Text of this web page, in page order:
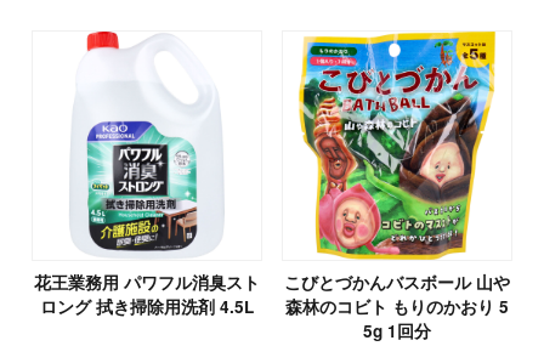
花王業務用 パワフル消臭スト
ロング 拭き掃除用洗剤 4.5L
こびとづかんバスボール 山や
森林のコビト もりのかおり 5
5g 1回分